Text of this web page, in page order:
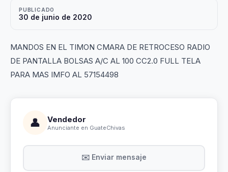
PUBLICADO
30 de junio de 2020
MANDOS EN EL TIMON CMARA DE RETROCESO RADIO
DE PANTALLA BOLSAS A/C AL 100 CC2.0 FULL TELA
PARA MAS IMFO AL 57154498
👤 Vendedor
Anunciante en GuateChivas
✉️ Enviar mensaje